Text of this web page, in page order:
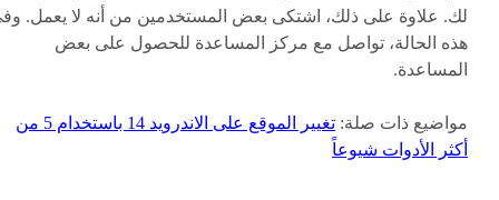
لك. علاوة على ذلك، اشتكى بعض المستخدمين من أنه لا يعمل.
هذه الحالة، تواصل مع مركز المساعدة للحصول على بعض
المساعدة.
مواضيع ذات صلة:
تغيير الموقع على الاندرويد 14 باستخدام 5 من
أكثر الأدوات شيوعاً